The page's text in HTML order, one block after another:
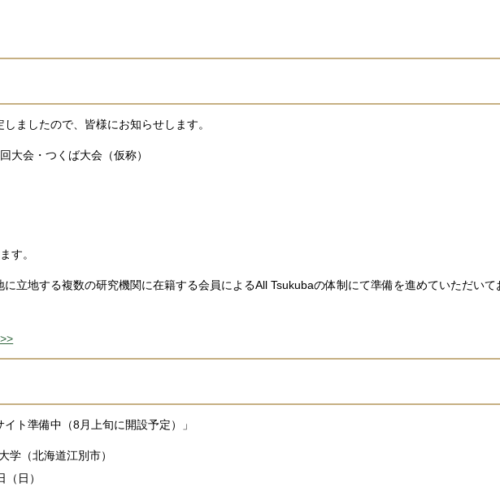
ましたので、皆様にお知らせします。
大会・つくば大会（仮称）
す。
立地する複数の研究機関に在籍する会員によるAll Tsukubaの体制にて準備を進めていただい
準備中（8月上旬に開設予定）」
学（北海道江別市）
日）